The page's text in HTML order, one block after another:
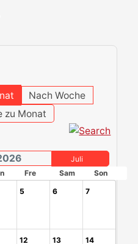
Nach Woche
zu Monat
Juli
Fre Sam
Son
5 6 7
12 13 14